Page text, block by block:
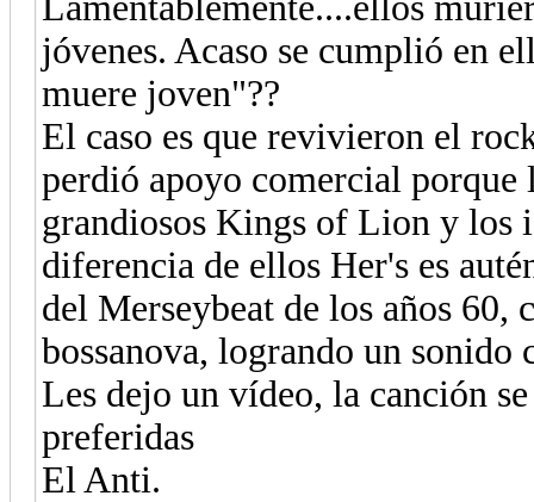
jóvenes. Acaso se cumplió en
muere joven"??
El caso es que revivieron el
perdió apoyo comercial
grandiosos Kings of Lion y los
diferencia de ellos Her's es
del Merseybeat de los años
bossanova, logrando un sonido
Les dejo un vídeo, la canción
preferidas
El Anti.